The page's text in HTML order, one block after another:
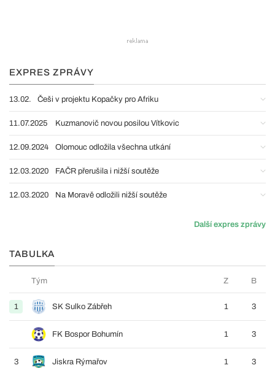
EXPRES ZPRÁVY
13.02. Češi v projektu Kopačky pro Afriku
11.07.2025 Kuzmanovič novou posilou Vítkovic
12.09.2024 Olomouc odložila všechna utkání
12.03.2020 FAČR přerušila i nižší soutěže
12.03.2020 Na Moravě odložili nižší soutěže
Další expres zprávy
TABULKA
Tým Z B
1 SK Sulko Zábřeh 1 3
FK Bospor Bohumín 1 3
3 Jiskra Rýmařov 1 3